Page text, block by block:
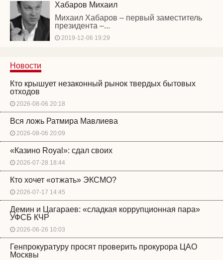
Хабаров Михаил
Михаил Хабаров – первый заместитель
президента –...
2019-12-06 19:29
Новости
Кто крышует незаконный рынок твердых бытовых
отходов
2026-08-06 20:18
Вся ложь Ратмира Мавлиева
2026-08-06 20:09
«Казино Royal»: сдал своих
2026-07-28 18:44
Кто хочет «отжать» ЭКСМО?
2026-07-17 14:45
Демин и Цагараев: «сладкая коррупционная пара»
УФСБ КЧР
2026-06-26 10:03
Генпрокуратуру просят проверить прокурора ЦАО
Москвы